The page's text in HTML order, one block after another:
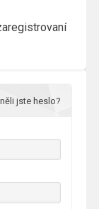
jste heslo?